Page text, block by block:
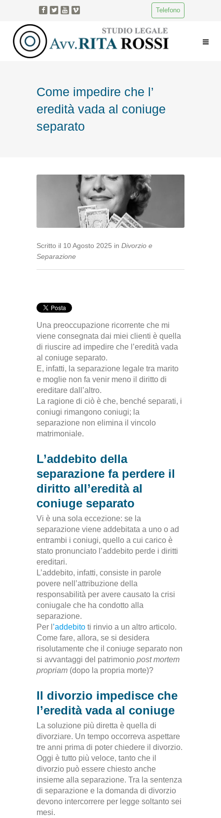
Telefono
Come impedire che l’
eredità vada al coniuge
separato
Scritto il 10 Agosto 2025 in Divorzio e
Separazione
Una preoccupazione ricorrente che mi
viene consegnata dai miei clienti è quella
di riuscire ad impedire che l’eredità vada
al coniuge separato.
E, infatti, la separazione legale tra marito
e moglie non fa venir meno il diritto di
ereditare dall’altro.
La ragione di ciò è che, benché separati, i
coniugi rimangono coniugi; la
separazione non elimina il vincolo
matrimoniale.
L’addebito della
separazione fa perdere il
diritto all’eredità al
coniuge separato
Vi è una sola eccezione: se la
separazione viene addebitata a uno o ad
entrambi i coniugi, quello a cui carico è
stato pronunciato l’addebito perde i diritti
ereditari.
L’addebito, infatti, consiste in parole
povere nell’attribuzione della
responsabilità per avere causato la crisi
coniugale che ha condotto alla
separazione.
Per l ’addebito ti rinvio a un altro articolo.
Come fare, allora, se si desidera
risolutamente che il coniuge separato non
si avvantaggi del patrimonio post mortem
propriam (dopo la propria morte)?
Il divorzio impedisce che
l’eredità vada al coniuge
La soluzione più diretta è quella di
divorziare. Un tempo occorreva aspettare
tre anni prima di poter chiedere il divorzio.
Oggi è tutto più veloce, tanto che il
divorzio può essere chiesto anche
insieme alla separazione. Tra la sentenza
di separazione e la domanda di divorzio
devono intercorrere per legge soltanto sei
mesi.